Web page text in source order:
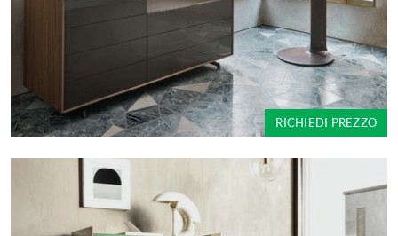
RICHIEDI PREZZO